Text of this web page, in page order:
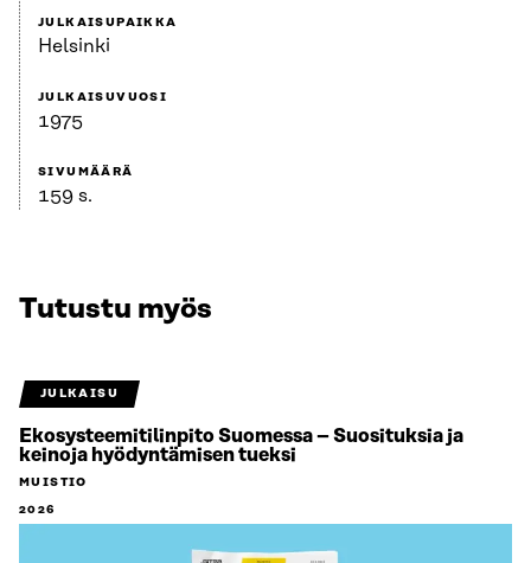
JULKAISUPAIKKA
Helsinki
JULKAISUVUOSI
1975
SIVUMÄÄRÄ
159 s.
Tutustu myös
JULKAISU
Ekosysteemitilinpito Suomessa – Suosituksia ja
keinoja hyödyntämisen tueksi
MUISTIO
2026